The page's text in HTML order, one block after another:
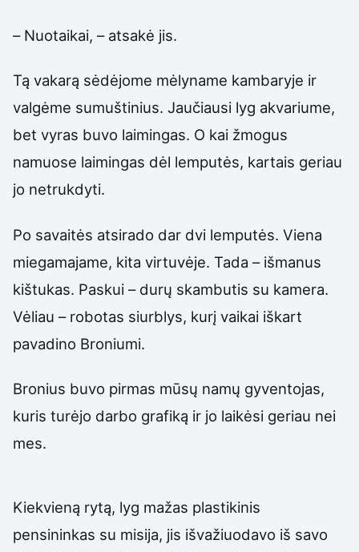
– Nuotaikai, – atsakė jis.
Tą vakarą sėdėjome mėlyname kambaryje ir
valgėme sumuštinius. Jaučiausi lyg akvariume,
bet vyras buvo laimingas. O kai žmogus
namuose laimingas dėl lemputės, kartais geriau
jo netrukdyti.
Po savaitės atsirado dar dvi lemputės. Viena
miegamajame, kita virtuvėje. Tada – išmanus
kištukas. Paskui – durų skambutis su kamera.
Vėliau – robotas siurblys, kurį vaikai iškart
pavadino Broniumi.
Bronius buvo pirmas mūsų namų gyventojas,
kuris turėjo darbo grafiką ir jo laikėsi geriau nei
mes.
Kiekvieną rytą, lyg mažas plastikinis
pensininkas su misija, jis išvažiuodavo iš savo